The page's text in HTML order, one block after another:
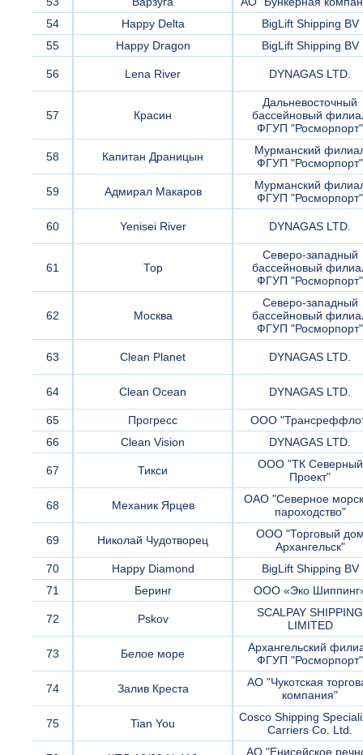
54
Happy Delta
BigLift Shipping BV
55
Happy Dragon BigLift Shipping BV
56 Lena River DYNAGAS LTD.
57 Красин
Дальневосточный
бассейновый
ФГУП "Росморпорт"
58 Капитан Драницын
Мурманский
ФГУП "Росморпорт"
59 Адмирал Макаров
Мурманский
ФГУП "Росморпорт"
60 Yenisei River DYNAGAS LTD.
61 Тор
Северо-западный
бассейновый
ФГУП "Росморпорт"
62 Москва
Северо-западный
бассейновый
ФГУП "Росморпорт"
63 Clean Planet DYNAGAS LTD.
64 Clean Ocean DYNAGAS LTD.
65 Прогресс
ООО
66
Clean Vision DYNAGAS LTD.
67 Тикси
ООО "ТК Северный
Проект"
68 Механик Ярцев
ОАО "Северное
пароходство"
69 Николай Чудотворец
ООО "Торговый
Архангельск"
70
Happy Diamond
BigLift Shipping BV
71
Беринг ООО «Эко
72 Pskov
SCALPAY SHIPPING
LIMITED
73 Белое море
Архангельский
ФГУП "Росморпорт"
74 Залив Креста
АО "Чукотская
компания"
75 Tian You
Cosco Shipping
Carriers Co. Ltd.
АО "Енисейское